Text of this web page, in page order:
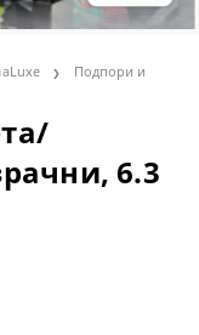
Подпори и
6.3